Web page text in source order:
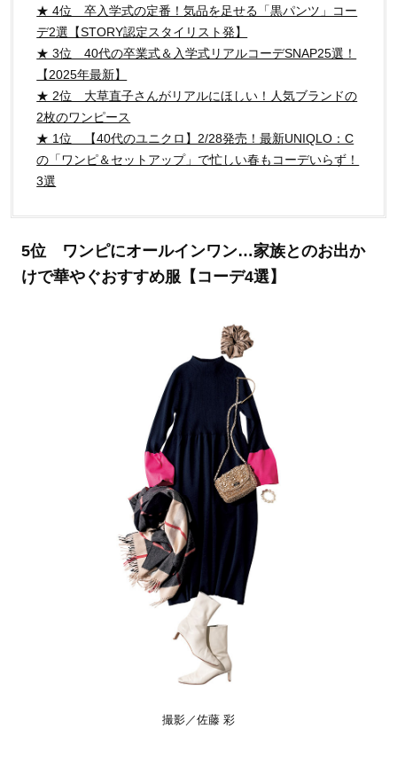
★ 4位 卒入学式の定番！気品を足せる「黒パンツ」コー
デ2選【STORY認定スタイリスト発】
★ 3位 40代の卒業式＆入学式リアルコーデSNAP25選！
【2025年最新】
★ 2位 大草直子さんがリアルにほしい！人気ブランドの
2枚のワンピース
★ 1位 【40代のユニクロ】2/28発売！最新UNIQLO：C
の「ワンピ＆セットアップ」で忙しい春もコーデいらず！
3選
5位 ワンピにオールインワン…家族とのお出か
けで華やぐおすすめ服【コーデ4選】
撮影／佐藤 彩